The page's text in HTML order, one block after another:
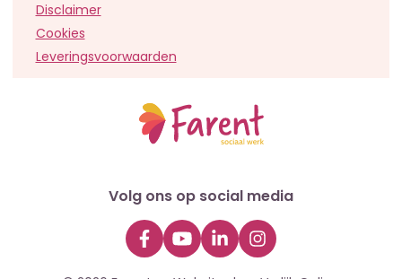
Disclaimer
Cookies
Leveringsvoorwaarden
Volg ons op social media